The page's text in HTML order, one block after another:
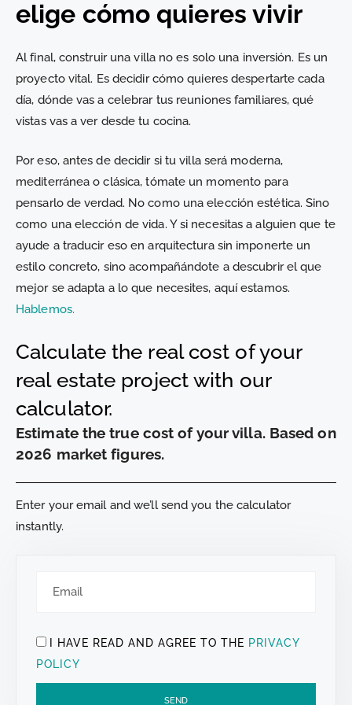
elige cómo quieres vivir
Al final, construir una villa no es solo una inversión. Es un
proyecto vital. Es decidir cómo quieres despertarte cada
día, dónde vas a celebrar tus reuniones familiares, qué
vistas vas a ver desde tu cocina.
Por eso, antes de decidir si tu villa será moderna,
mediterránea o clásica, tómate un momento para
pensarlo de verdad. No como una elección estética. Sino
como una elección de vida. Y si necesitas a alguien que te
ayude a traducir eso en arquitectura sin imponerte un
estilo concreto, sino acompañándote a descubrir el que
mejor se adapta a lo que necesites, aquí estamos.
Hablemos.
Calculate the real cost of your
real estate project with our
calculator.
Estimate the true cost of your villa. Based on
2026 market figures.
Enter your email and we’ll send you the calculator
instantly.
I HAVE READ AND AGREE TO THE PRIVACY
POLICY
SEND